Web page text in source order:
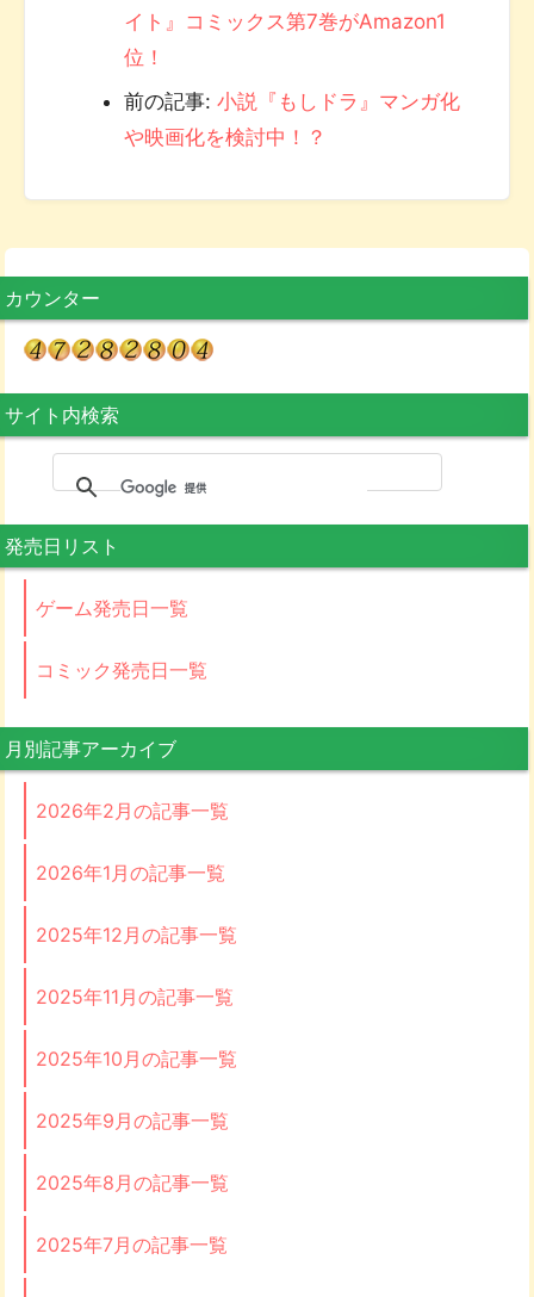
イト』コミックス第7巻がAmazon1
位！
前の記事: 小説『もしドラ』マンガ化
や映画化を検討中！？
カウンター
サイト内検索
発売日リスト
ゲーム発売日一覧
コミック発売日一覧
月別記事アーカイブ
2026年2月の記事一覧
2026年1月の記事一覧
2025年12月の記事一覧
2025年11月の記事一覧
2025年10月の記事一覧
2025年9月の記事一覧
2025年8月の記事一覧
2025年7月の記事一覧